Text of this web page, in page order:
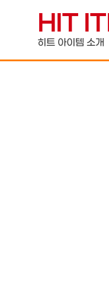
contentHIT
히트 아이템 소개